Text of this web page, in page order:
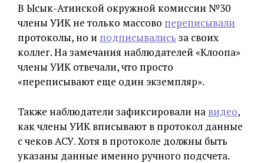
В Ысык-Атинской окружной комиссии №30
члены УИК не только массово переписывали
протоколы, но и подписывались за своих
коллег. На замечания наблюдателей «Клоопа»
члены УИК отвечали, что просто
«переписывают еще один экземпляр».
Также наблюдатели зафиксировали на видео,
как члены УИК вписывают в протокол данные
с чеков АСУ. Хотя в протоколе должны быть
указаны данные именно ручного подсчета.